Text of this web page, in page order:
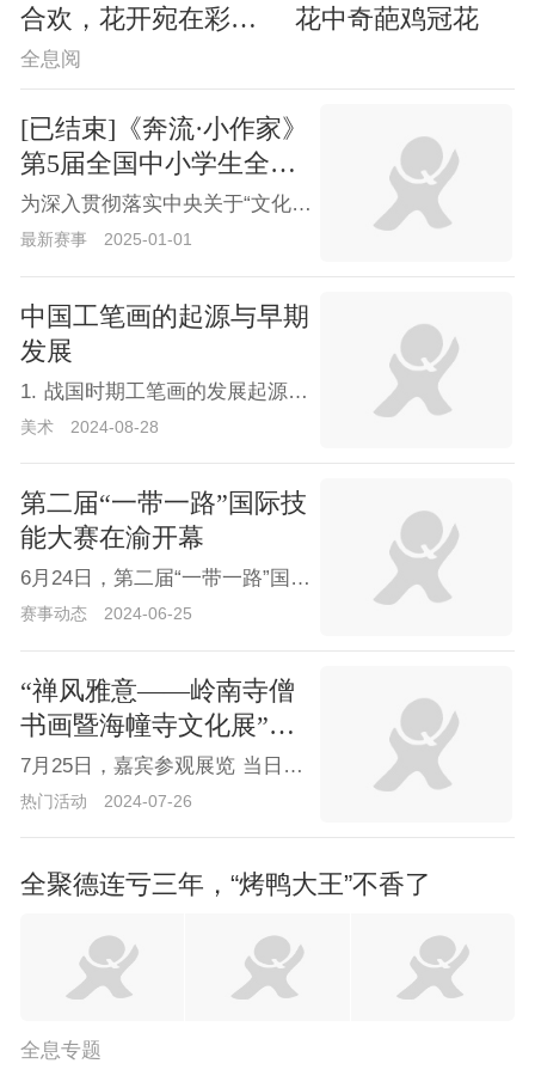
合欢，花开宛在彩云间 花中奇葩鸡冠花
全息阅
[已结束]《奔流·小作家》
第5届全国中小学生全息
作文大赛征稿通知暨奔流
数字文学馆作品征集
为深入贯彻落实中央关于“文化强国战略”的方针政策，加强国内青少年之间的文艺创作交流，弘扬“敢想敢写·绘声绘色·臻善臻美”的全息作文理念，河南省儿童文学学术委员会、河南省报告文学学会等组织机构，特联合举办第五届全国中小学生全息作文大赛暨奔流数字文学馆作品征集活动。该活动已成功举办4届，全国已有几万名中小学生积极投稿参与，获奖作品已在奔流文学网、全息作文网、中国少儿艺教网及“奔流小作家”公开发布。
最新赛事 2025-01-01
中国工笔画的起源与早期
发展
1. 战国时期工笔画的发展起源最早可追溯到战国时期。长沙马王堆汉墓出土的帛画《人物御龙图》被认为是工笔重彩画的早期代表作。这一时期的绘画作品已经展现出高度成熟的绘画技巧，尽管它们更多地是服务于宗教或丧葬文化。《人物御龙图》原图来源于360百科 《人物御龙图》中流畅线条的平直，粗细，变化生动地表现出了不同物体的质感，动态。《人物御龙图》中国画线条运用最早的典范。其飘逸灵动的线条运用，成就“高古游丝描”。2. 魏晋南北朝魏晋南北朝时期，工笔画呈现出新的面貌。在继承此前以线造型的基础上，人物造型的准确性、线描技法的多样性、染色技法的细致完善等方面都取得了极大进展。这一时期涌现出曹不兴、卫协、
美术 2024-08-28
第二届“一带一路”国际技
能大赛在渝开幕
6月24日，第二届“一带一路”国际技能大赛互联网营销项目选手在比赛中。
赛事动态 2024-06-25
“禅风雅意——岭南寺僧
书画暨海幢寺文化展”在
国博开幕
7月25日，嘉宾参观展览 当日，由中国国家博物馆、广东省文物局联合主办的“禅风雅意——岭南寺僧书画暨海幢寺文化展”在中国国家博物馆开幕。本次展览分为“禅林翰墨”“海幢古韵”“交流共融”三个单元，精选岭南寺僧书画的代表性人物及代表性作品，系统梳理其艺术发展脉络和艺术风格，展现岭南寺僧的文化修养和艺术造诣。新华社记者 金良快 摄
热门活动 2024-07-26
全聚德连亏三年，“烤鸭大王”不香了
全息专题